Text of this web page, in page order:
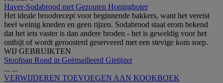
Haver-Sodabrood met Gezouten Honingboter
Het ideale broodrecept voor beginnende bakkers, want het vereist
heel weinig kneden en geen rijzen. Sodabrood staat erom bekend
dat het iets vaster is dan andere broden - het is geweldig voor het
ontbijt of wordt geroosterd geserveerd met een stevige kom soep.
WIJ GEBRUIKTEN
Stoofpan Rond in Geëmailleerd Gietijzer
... ...
VERWIJDEREN TOEVOEGEN AAN KOOKBOEK